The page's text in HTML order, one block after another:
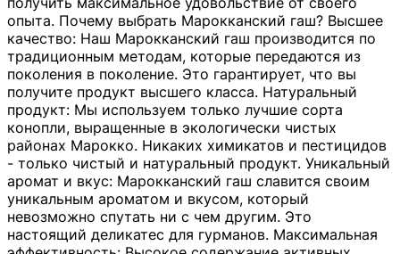
опыта. Почему выбрать Марокканский гаш? Высшее
качество: Наш Марокканский гаш производится по
традиционным методам, которые передаются из
поколения в поколение. Это гарантирует, что вы
получите продукт высшего класса. Натуральный
продукт: Мы используем только лучшие сорта
конопли, выращенные в экологически чистых
районах Марокко. Никаких химикатов и пестицидов
- только чистый и натуральный продукт. Уникальный
аромат и вкус: Марокканский гаш славится своим
уникальным ароматом и вкусом, который
невозможно спутать ни с чем другим. Это
настоящий деликатес для гурманов. Максимальная